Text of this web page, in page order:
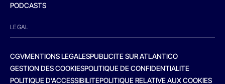
PODCASTS
LEGAL
CGVMENTIONS LEGALESPUBLICITE SUR ATLANTICO
GESTION DES COOKIESPOLITIQUE DE CONFIDENTIALITE
POLITIQUE D’ACCESSIBILITEPOLITIQUE RELATIVE AUX COOKIES